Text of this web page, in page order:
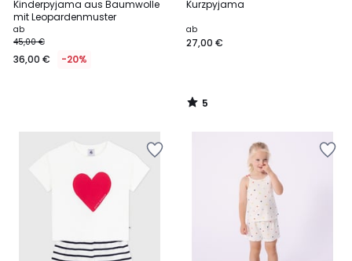
Kinderpyjama aus Baumwolle
mit Leopardenmuster
ab
45,00 €
36,00 € -20%
Kurzpyjama
ab
27,00 €
/
5
/